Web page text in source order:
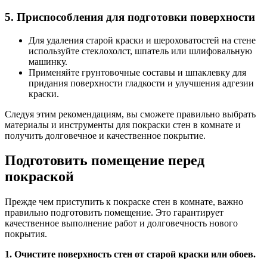
5. Приспособления для подготовки поверхности
Для удаления старой краски и шероховатостей на стене
используйте стеклохолст, шпатель или шлифовальную
машинку.
Применяйте грунтовочные составы и шпаклевку для
придания поверхности гладкости и улучшения адгезии
краски.
Следуя этим рекомендациям, вы сможете правильно выбрать
материалы и инструменты для покраски стен в комнате и
получить долговечное и качественное покрытие.
Подготовить помещение перед
покраской
Прежде чем приступить к покраске стен в комнате, важно
правильно подготовить помещение. Это гарантирует
качественное выполнение работ и долговечность нового
покрытия.
1. Очистите поверхность стен от старой краски или обоев.